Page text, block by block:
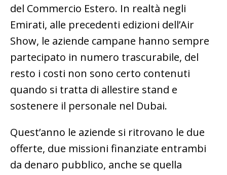
del Commercio Estero. In realtà negli
Emirati, alle precedenti edizioni dell’Air
Show, le aziende campane hanno sempre
partecipato in numero trascurabile, del
resto i costi non sono certo contenuti
quando si tratta di allestire stand e
sostenere il personale nel Dubai.
Quest’anno le aziende si ritrovano le due
offerte, due missioni finanziate entrambi
da denaro pubblico, anche se quella